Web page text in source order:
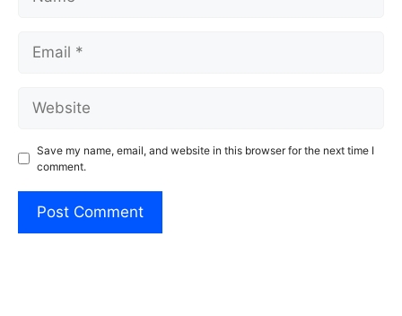
Save my name, email, and website in this browser for the next time I
comment.